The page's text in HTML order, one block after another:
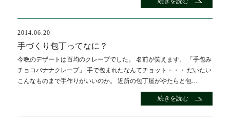
2014.06.20
手づくり包丁ってなに？
今晩のデザートは百均のクレープでした。 名前が笑えます。 「手包み
チョコバナナクレープ」 手で包まれたなんてチョット・・・ だいたい
こんなものまで手作りがいいのか。 近所の包丁屋がやたらと包…
続きを読む